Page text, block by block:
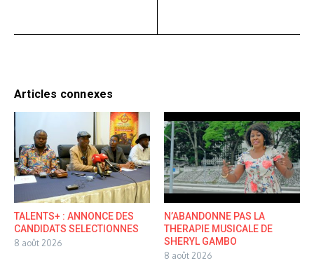
Articles connexes
TALENTS+ : ANNONCE DES
CANDIDATS SELECTIONNES
8 août 2026
N’ABANDONNE PAS LA
THERAPIE MUSICALE DE
SHERYL GAMBO
8 août 2026